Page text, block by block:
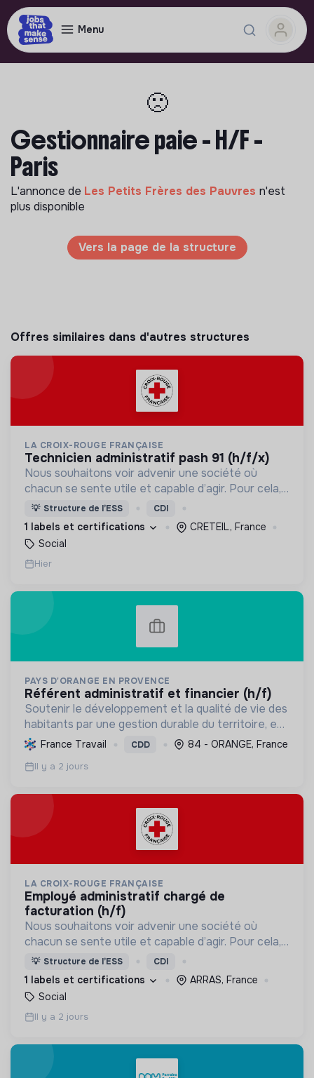
Menu
🙁
Gestionnaire paie - H/F -
Paris
L'annonce de Les Petits Frères des Pauvres n'est
plus disponible
Vers la page de la structure
Offres similaires dans d'autres structures
LA CROIX-ROUGE FRANÇAISE
technicien administratif pash 91 (h/f/x)
Nous souhaitons voir advenir une société où
chacun se sente utile et capable d’agir. Pour cela,
nous proposons des moyens et des lieux
d’engagement innovants et adaptés à tous.
💡 Structure de l’ESS CDI
1 labels et certifications
CRETEIL, France
Social
Hier
PAYS D'ORANGE EN PROVENCE
référent administratif et financier (h/f)
Soutenir le développement et la qualité de vie des
habitants par une gestion durable du territoire, en
favorisant l'économie locale, le tourisme,
l'aménagement de l'espace, la gestion des
ressources e...
France Travail CDD 84 - ORANGE, France
Il y a 2 jours
LA CROIX-ROUGE FRANÇAISE
employé administratif chargé de
facturation (h/f)
Nous souhaitons voir advenir une société où
chacun se sente utile et capable d’agir. Pour cela,
nous proposons des moyens et des lieux
d’engagement innovants et adaptés à tous.
💡 Structure de l’ESS CDI
1 labels et certifications
ARRAS, France
Social
Il y a 2 jours